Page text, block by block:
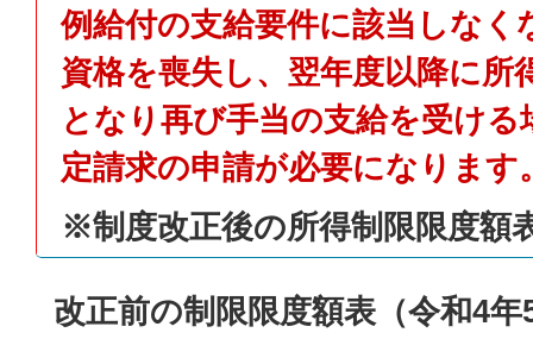
例給付の支給要件に該当しなく
資格を喪失し、翌年度以降に所
となり再び手当の支給を受け
定請求の申請が必要になります
※制度改正後の所得制限限度額
改正前の制限限度額表（令和4